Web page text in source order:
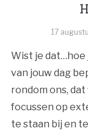
17
Wist je dat…hoe
van jouw dag
rondom ons,
focussen op
te staan bij en